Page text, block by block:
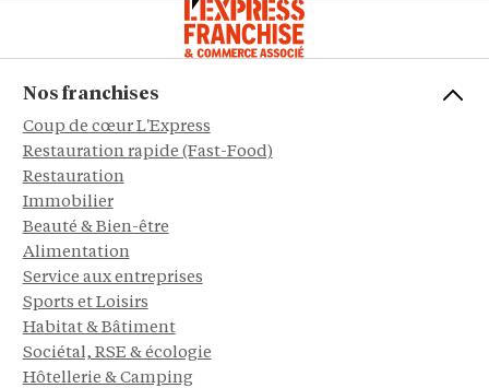
Nos franchises
Coup de cœur L'Express
Restauration rapide (Fast-Food)
Restauration
Immobilier
Beauté & Bien-être
Alimentation
Service aux entreprises
Sports et Loisirs
Habitat & Bâtiment
Sociétal, RSE & écologie
Hôtellerie & Camping